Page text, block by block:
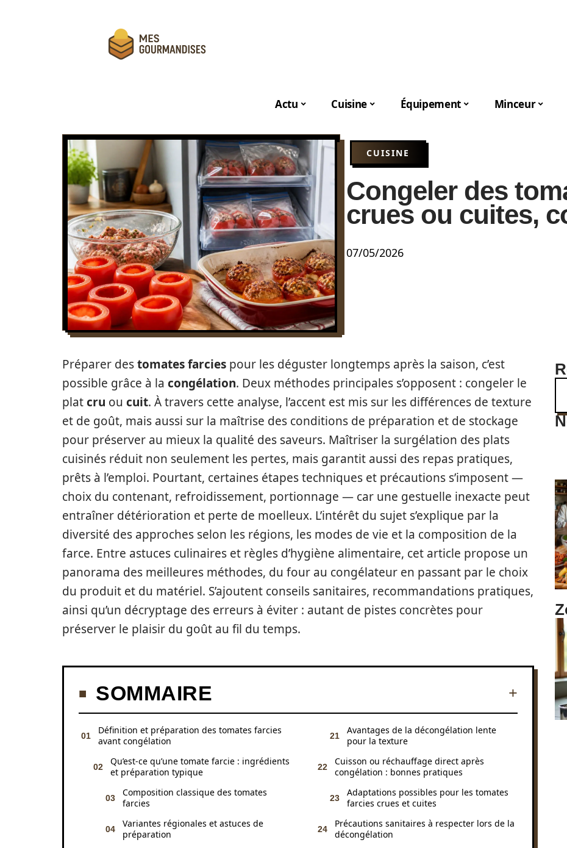
Actu Cuisine Équipement Minceur
CUISINE
Congeler des
crues ou cuites,
07/05/2026
Préparer destomates farcies pour les déguster longtemps après la saison, c’est
possible grâce à la congélation. Deux méthodes principales s’opposent : congeler le
platcru ou cuit. À travers cette analyse, l’accent est mis sur les différences de texture
et de goût, mais aussi sur la maîtrise des conditions de préparation et de stockage
pour préserver au mieux la qualité des saveurs. Maîtriser la surgélation des plats
cuisinés réduit non seulement les pertes, mais garantit aussi des repas pratiques,
prêts à l’emploi. Pourtant, certaines étapes techniques et précautions s’imposent —
choix du contenant, refroidissement, portionnage — car une gestuelle inexacte peut
entraîner détérioration et perte de moelleux. L’intérêt du sujet s’explique par la
diversité des approches selon les régions, les modes de vie et la composition de la
farce. Entre astuces culinaires et règles d’hygiène alimentaire, cet article propose un
panorama des meilleures méthodes, du four au congélateur en passant par le choix
du produit et du matériel. S’ajoutent conseils sanitaires, recommandations pratiques,
ainsi qu’un décryptage des erreurs à éviter : autant de pistes concrètes pour
préserver le plaisir du goût au fil du temps.
SOMMAIRE
Définition et préparation des tomates farcies
avant congélation
Qu’est-ce qu’une tomate farcie : ingrédients
et préparation typique
Composition classique des tomates
farcies
Variantes régionales et astuces de
préparation
Avantages de la décongélation lente
pour la texture
Cuisson ou réchauffage direct après
congélation : bonnes pratiques
Adaptations possibles pour les tomates
farcies crues et cuites
Précautions sanitaires à respecter lors de la
décongélation